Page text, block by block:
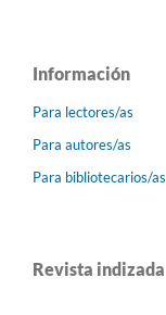
Información
Para lectores/as
Para autores/as
Para bibliotecarios/as
Revista indizada